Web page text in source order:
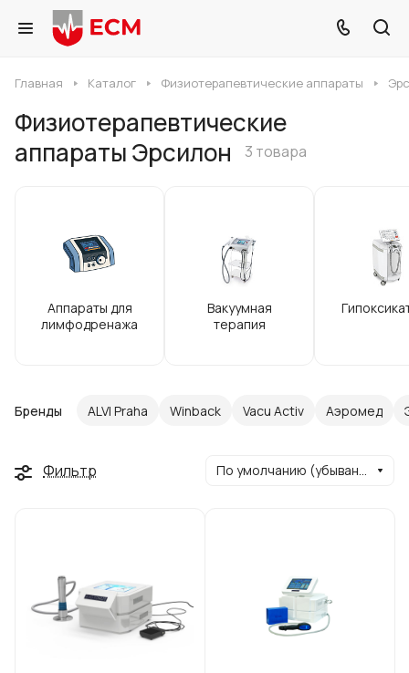
Главная Каталог Физиотерапевтические аппараты
Физиотерапевтические
аппараты Эрсилон
3 товара
Аппараты для
лимфодренажа
Вакуумная
терапия
Бренды ALVI Praha Winback Vacu Activ Аэромед
Фильтр По умолчанию (убывание)